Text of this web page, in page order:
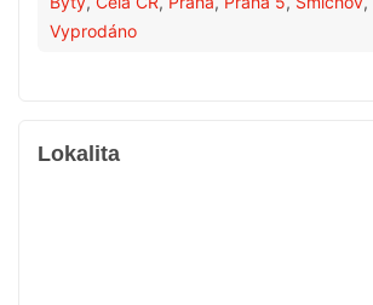
Vyprodáno
Lokalita